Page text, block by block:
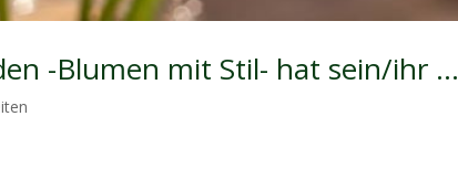
-Blumen mit Stil- hat sein/ihr …